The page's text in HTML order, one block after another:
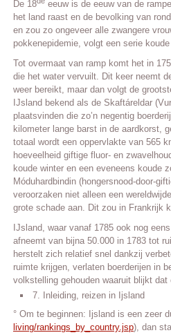
De 18
eeuw is de eeuw van de
het land raast en de bevolking van
en zou zo ongeveer alle zwangere
pokkenepidemie, volgt een serie
Tot overmaat van ramp komt het in
die het water vervuilt. Dit keer neemt
weer bereikt, maar dan volgt de
IJsland bekend als de Skaftáreldar
plaatsvinden die zo’n negentig
kilometer lange barst in de aardkorst,
totaal wordt een oppervlakte van 565
hoeveelheid giftige fluor- en
koude winter en een eveneens koude
Móduhardbindin (hongersnood-door-
veroorzaken niet alleen een
grote schade aan. Dit zou in Frankrijk
IJsland, waar vanaf 1785 ook nog
afneemt van bijna 50.000 in 1783 tot
herstelt zich relatief snel dankzij
ruimte krijgen, verlaten boerderijen in
volkstelling gehouden waaruit blijkt
7. Inleiding, reizen in Ijsland
° Om te beginnen: Ijsland is een zeer
living/rankings_by_country.jsp), dan